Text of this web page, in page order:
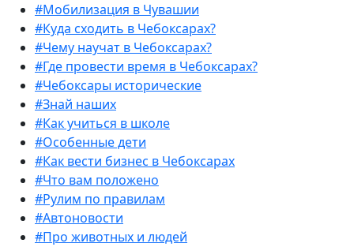
#Мобилизация в Чувашии
#Куда сходить в Чебоксарах?
#Чему научат в Чебоксарах?
#Где провести время в Чебоксарах?
#Чебоксары исторические
#Знай наших
#Как учиться в школе
#Особенные дети
#Как вести бизнес в Чебоксарах
#Что вам положено
#Рулим по правилам
#Автоновости
#Про животных и людей